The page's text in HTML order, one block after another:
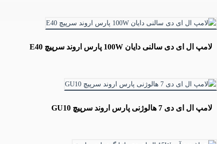
لامپ ال ای دی سالنی دایان 100W پارس اروند سرپیچ E40
لامپ ال ای دی 7 هالوژنی پارس اروند سرپیچ GU10